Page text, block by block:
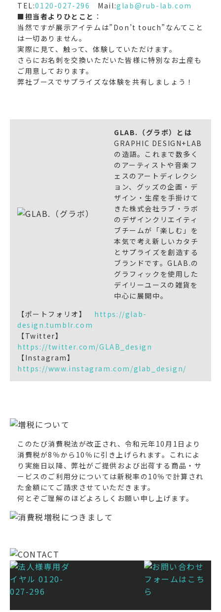
TEL:0120-027-296 Mail:glab@rub-lab.com
■担当者よりひとこと ：
当然ですが展示アイテムは”Don’t touch”なんてこと
は一切ありません。
実際に見て、触って、体験していただけます。
さらにお名刺を交換いただいた皆様に特別なお土産も
ご用意しております。
弊社ブースでサプライズな体験を共有しましょう！
GLAB.（グラボ）とは
GRAPHIC DESIGN+LAB
の造語。これまで数多く
のアーティストや音楽フ
ェスのアートディレクシ
ョン、グッズの企画・デ
ザイン・生産を手掛けて
きた株式会社ラブ・ラボ
のデザインクリエイティ
ブチームが「楽しむ」を
本気で考え新しいカタチ
とサプライズを創造する
ブランドです。GLAB.の
グラフィックを使用した
デイリーユースの雑貨を
中心に展開中。
【ポートフォリオ】 https://glab-
design.tumblr.com
【Twitter】
https://twitter.com/GLAB_design
【Instagram】
https://www.instagram.com/glab_design/
このたび消費税法が改正され、令和元年10月1日より
消費税が8％から10％に引き上げられます。これによ
り実施日以降、弊社がご提供および出荷する商品・サ
ービスのご利用分については新税率の10％で計算され
た金額にてご請求させていただきます。
何とぞご理解のほどよろしくお願い申し上げます。